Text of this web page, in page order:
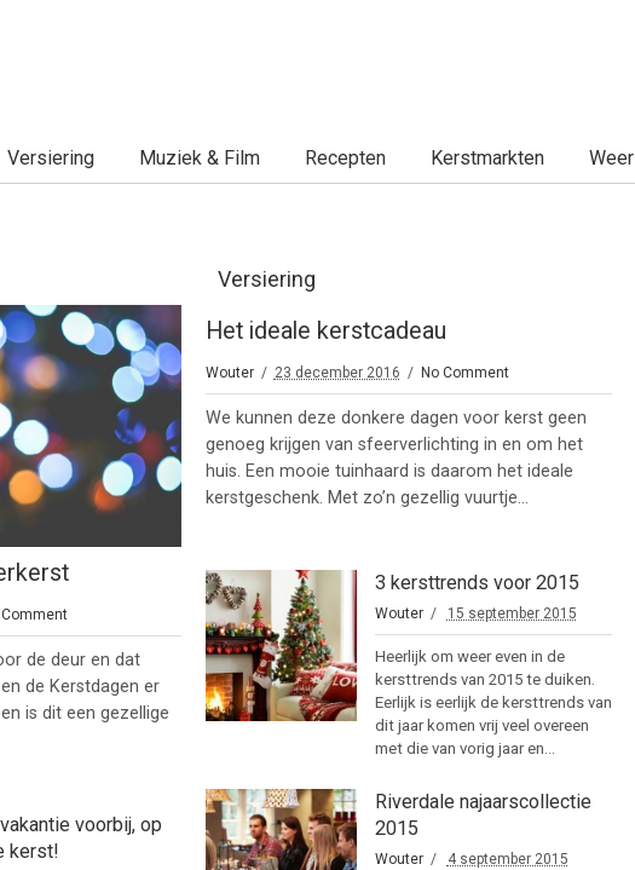
Versiering Muziek & Film Recepten Kerstmarkten Weer
Comment
de deur en dat
de Kerstdagen er
is dit een gezellige
voorbij, op
kerst!
Versiering
Het ideale kerstcadeau
Wouter 23 december 2016 No Comment
We kunnen deze donkere dagen voor kerst geen
genoeg krijgen van sfeerverlichting in en om het
huis. Een mooie tuinhaard is daarom het ideale
kerstgeschenk. Met zo’n gezellig vuurtje...
3 kersttrends voor 2015
Wouter 15 september 2015
Heerlijk om weer even in de
kersttrends van 2015 te duiken.
Eerlijk is eerlijk de kersttrends van
dit jaar komen vrij veel overeen
met die van vorig jaar en...
Riverdale najaarscollectie
2015
Wouter 4 september 2015